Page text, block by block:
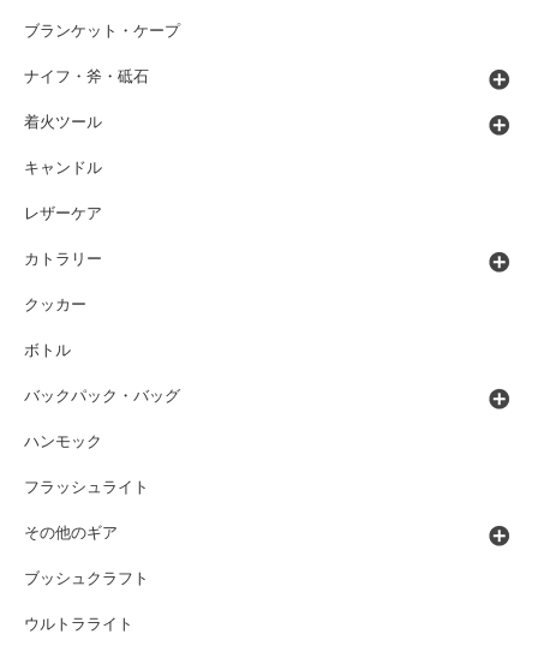
ブランケット・ケープ
ナイフ・斧・砥石
着火ツール
キャンドル
レザーケア
カトラリー
クッカー
ボトル
バックパック・バッグ
ハンモック
フラッシュライト
その他のギア
ブッシュクラフト
ウルトラライト